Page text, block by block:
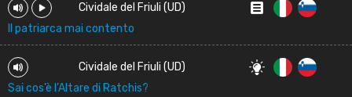
Cividale del Friuli (UD)
Il patriarca mai contento
Cividale del Friuli (UD)
Sai cos’è l’Altare di Ratchis?